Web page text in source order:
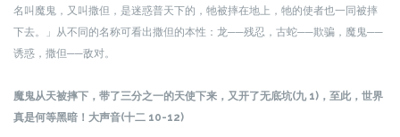
名叫魔鬼，又叫撒但，是迷惑普天下的，牠被摔在地上，牠的使者也一同被摔
下去。」 从不同的名称可看出撒但的本性：龙──残忍，古蛇──欺骗，魔鬼──
诱惑，撒但──敌对。
魔鬼从天被摔下，带了三分之一的天使下来，又开了无底坑(九 1)，至此，世界
真是何等黑暗！ 大声音(十二 10-12)